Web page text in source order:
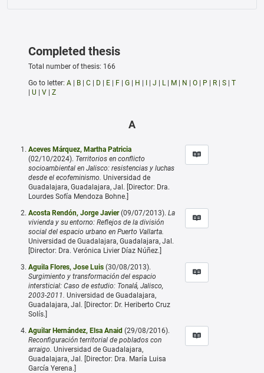
Completed thesis
Total number of thesis: 166
Go to letter: A | B | C | D | E | F | G | H | I | J | L | M | N | O | P | R | S | T
| U | V | Z
A
Aceves Márquez, Martha Patricia
(02/10/2024). Territorios en conflicto
socioambiental en Jalisco: resistencias y luchas
desde el ecofeminismo. Universidad de
Guadalajara, Guadalajara, Jal. [Director: Dra.
Lourdes Sofía Mendoza Bohne.]
Acosta Rendón, Jorge Javier (09/07/2013). La
vivienda y su entorno: Reflejos de la división
social del espacio urbano en Puerto Vallarta.
Universidad de Guadalajara, Guadalajara, Jal.
[Director: Dra. Verónica Livier Díaz Núñez.]
Aguila Flores, Jose Luis (30/08/2013).
Surgimiento y transformación del espacio
intersticial: Caso de estudio: Tonalá, Jalisco,
2003-2011. Universidad de Guadalajara,
Guadalajara, Jal. [Director: Dr. Heriberto Cruz
Solís.]
Aguilar Hernández, Elsa Anaid (29/08/2016).
Reconfiguración territorial de poblados con
arraigo. Universidad de Guadalajara,
Guadalajara, Jal. [Director: Dra. María Luisa
García Yerena.]